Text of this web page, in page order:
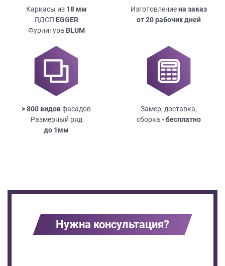
Каркасы из 18мм
ЛДСП EGGER
Фурнитура BLUM
Изготовлениена заказ
от 20 рабочих дней
> 800 видовфасадов
Размерный ряд
до 1мм
Замер, доставка,
сборка - бесплатно
Нужна консультация?